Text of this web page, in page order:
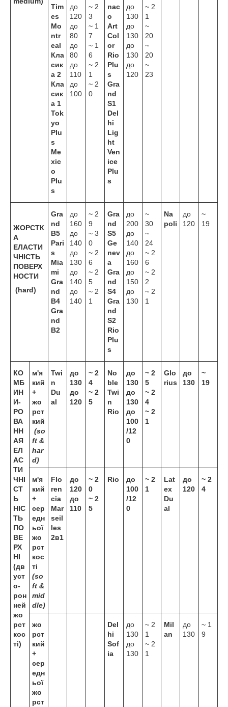
Tim
es
Mo
ntr
eal
Кла
сик
а 2
Кла
сик
а 1
Tok
yo
Plu
s
Me
xic
o
Plu
s
до
120
до
80
до
80
до
110
до
100
~ 2
3
~ 1
7
~ 1
6
~ 2
1
~ 2
0
nac
o
Art
Col
or
Rio
Plu
s
Gra
nd
S1
Del
hi
Lig
ht
Ven
ice
Plu
s
до
130
до
130
до
130
до
120
~ 2
1
~
20
~
20
~
23
ЖОРСТК
А
ЕЛАСТИ
ЧНІСТЬ
ПОВЕРХ
НОСТИ
(hard)
Gra
nd
В5
Pari
s
Mia
mi
Gra
nd
B4
Gra
nd
B2
до
160
до
140
до
130
до
140
до
140
~ 2
9
~ 3
0
~ 2
6
~ 2
5
~ 2
1
Gra
nd
S5
Ge
nev
a
Gra
nd
S4
Gra
nd
S2
Rio
Plu
s
до
200
до
140
до
160
до
150
до
130
~
30
~
24
~ 2
6
~ 2
2
~ 2
1
Na
poli
до
120
~
19
КО
МБ
ИН
И-
РО
ВА
НН
АЯ
ЕЛ
АС
ТИ
ЧНІ
СТ
Ь
НІС
ТЬ
ПО
ВЕ
РХ
НІ
(дв
уст
о-
рон
ней
жо
рст
кос
ті)
м'я
кий
+
жо
рст
кий
(so
ft &
har
d)
Twi
n
Du
al
до
130
до
120
~ 2
4
~ 2
5
No
ble
Twi
n
Rio
до
130
до
130
до
100
/12
0
~ 2
5
~ 2
4
~ 2
1
Glo
rius
до
130
~
19
м'я
кий
+
сер
едн
ьої
жо
рст
кос
ті
(so
ft &
mid
dle)
Flo
ren
cia
Mar
seil
les
2в1
до
120
до
110
~ 2
0
~ 2
5
Rio
до
100
/12
0
~ 2
1
Lat
ex
Du
al
до
120
~ 2
4
жо
рст
кий
+
сер
едн
ьої
жо
рст
Del
hi
Sof
ia
до
130
до
130
~ 2
1
~ 2
1
Mil
an
до
130
~ 1
9